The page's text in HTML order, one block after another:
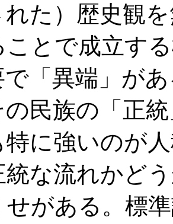
た）歴史観
ことで成立す
「異端」が
民族の「正
に強いのが
統な流れかど
せがある。標